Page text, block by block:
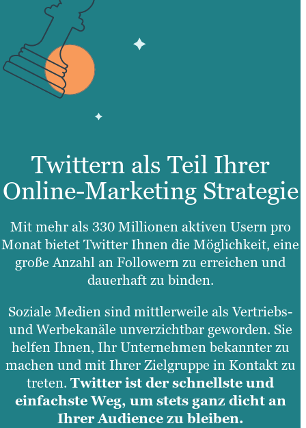
Twittern als Teil Ihrer
Online-Marketing Strategie
Mit mehr als 330 Millionen aktiven Usern pro
Monat bietet Twitter Ihnen die Möglichkeit, eine
große Anzahl an Followern zu erreichen und
dauerhaft zu binden.
Soziale Medien sind mittlerweile als Vertriebs-
und Werbekanäle unverzichtbar geworden. Sie
helfen Ihnen, Ihr Unternehmen bekannter zu
machen und mit Ihrer Zielgruppe in Kontakt zu
treten. Twitter ist der schnellste und
einfachste Weg, um stets ganz dicht an
Ihrer Audience zu bleiben.